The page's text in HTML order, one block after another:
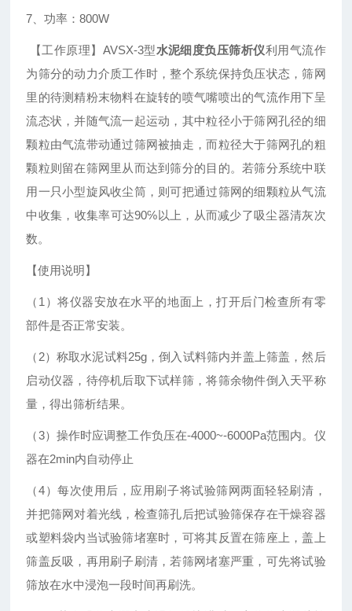
7、功率：800W
【工作原理】AVSX-3型水泥细度负压筛析仪利用气流作
为筛分的动力介质工作时，整个系统保持负压状态，筛网
里的待测精粉末物料在旋转的喷气嘴喷出的气流作用下呈
流态状，并随气流一起运动，其中粒径小于筛网孔径的细
颗粒由气流带动通过筛网被抽走，而粒径大于筛网孔的粗
颗粒则留在筛网里从而达到筛分的目的。若筛分系统中联
用一只小型旋风收尘筒，则可把通过筛网的细颗粒从气流
中收集，收集率可达90℅以上，从而减少了吸尘器清灰次
数。
【使用说明】
（1）将仪器安放在水平的地面上，打开后门检查所有零
部件是否正常安装。
（2）称取水泥试料25g，倒入试料筛内并盖上筛盖，然后
启动仪器，待停机后取下试样筛，将筛余物件倒入天平称
量，得出筛析结果。
（3）操作时应调整工作负压在-4000~-6000Pa范围内。仪
器在2min内自动停止
（4）每次使用后，应用刷子将试验筛网两面轻轻刷清，
并把筛网对着光线，检查筛孔后把试验筛保存在干燥容器
或塑料袋内当试验筛堵塞时，可将其反置在筛座上，盖上
筛盖反吸，再用刷子刷清，若筛网堵塞严重，可先将试验
筛放在水中浸泡一段时间再刷洗。